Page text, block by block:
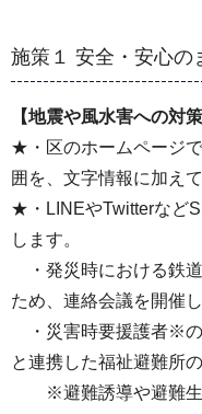
施策１ 安全・安心の
【地震や風水害への対
★・区のホームページ
囲を、文字情報に加え
★・LINEやTwitterなど
します。
・発災時における鉄
ため、連絡会議を開催し
・災害時要援護者※の
と連携した福祉避難所
※避難誘導や避難生